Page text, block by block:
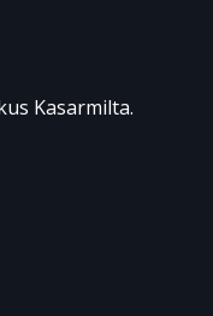
Kasarmilta.